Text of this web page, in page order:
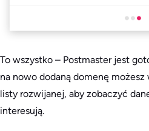
To wszystko – Postmaster jest
na nowo dodaną domenę
listy rozwijanej, aby zobaczyć
interesują.